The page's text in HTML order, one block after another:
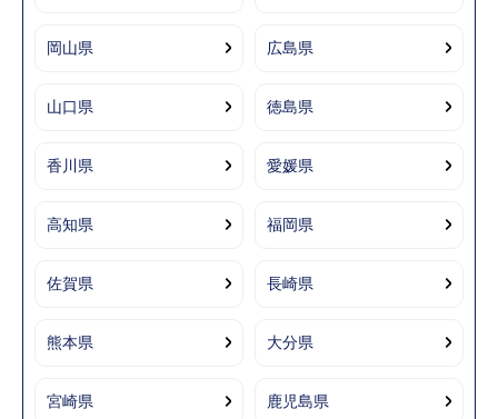
岡山県 広島県
山口県 徳島県
香川県 愛媛県
高知県 福岡県
佐賀県 長崎県
熊本県 大分県
宮崎県 鹿児島県